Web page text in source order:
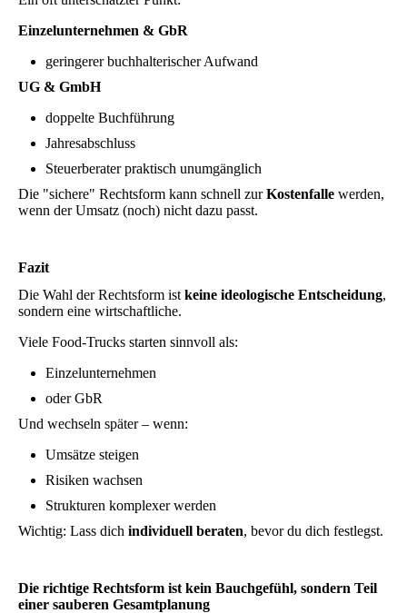
Einzelunternehmen & GbR
geringerer buchhalterischer Aufwand
UG & GmbH
doppelte Buchführung
Jahresabschluss
Steuerberater praktisch unumgänglich
Die "sichere" Rechtsform kann schnell zurKostenfalle werden,
wenn der Umsatz (noch) nicht dazu passt.
Fazit
Die Wahl der Rechtsform ist keine ideologische Entscheidung,
sondern eine wirtschaftliche.
Viele Food-Trucks starten sinnvoll als:
Einzelunternehmen
oder GbR
Und wechseln später – wenn:
Umsätze steigen
Risiken wachsen
Strukturen komplexer werden
Wichtig: Lass dich individuell beraten, bevor du dich festlegst.
Die richtige Rechtsform ist kein Bauchgefühl, sondern Teil
einer sauberen Gesamtplanung